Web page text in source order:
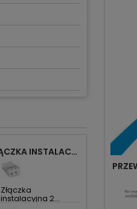
ZŁĄCZKA INSTALACYJNA 2X UNIWERSALNA COMPACT 221-412 WAGO
Złączka
instalacyjna 2...